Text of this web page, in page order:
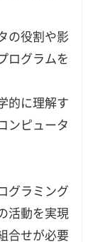
の役割や影
ログラムを
的に理解す
ンピュータ
グラミング
活動を実現
合せが必要